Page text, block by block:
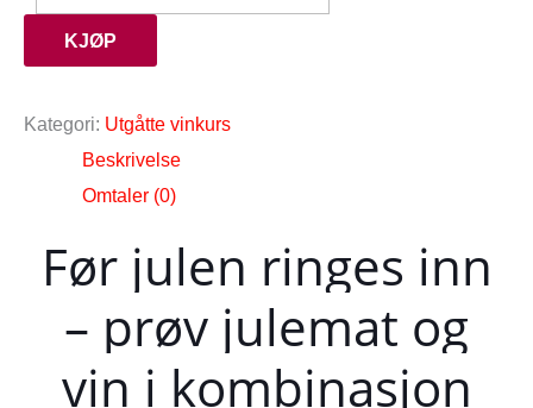
KJØP
Kategori: Utgåtte vinkurs
Beskrivelse
Omtaler (0)
Før julen ringes inn
– prøv julemat og
vin i kombinasjon